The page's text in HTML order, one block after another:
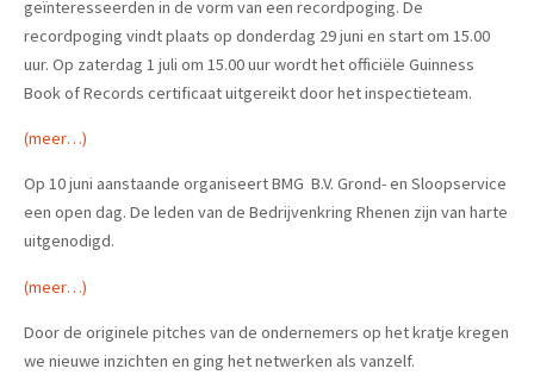
geïnteresseerden in de vorm van een recordpoging. De
recordpoging vindt plaats op donderdag 29 juni en start om 15.00
uur. Op zaterdag 1 juli om 15.00 uur wordt het officiële Guinness
Book of Records certificaat uitgereikt door het inspectieteam.
(meer…)
Op 10 juni aanstaande organiseert BMG B.V. Grond- en Sloopservice
een open dag. De leden van de Bedrijvenkring Rhenen zijn van harte
uitgenodigd.
(meer…)
Door de originele pitches van de ondernemers op het kratje kregen
we nieuwe inzichten en ging het netwerken als vanzelf.